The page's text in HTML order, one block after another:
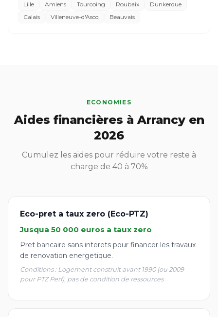
Lille Amiens Tourcoing Roubaix
Dunkerque
Calais
Villeneuve-d'Ascq Beauvais
ECONOMIES
Aides financières à Arrancy en
2026
Cumulez les aides pour réduire votre reste à
charge de 40 à 70%
Eco-pret a taux zero (Eco-PTZ)
Jusqua 50 000 euros a taux zero
Pret bancaire sans interets pour financer les travaux
de renovation energetique.
Conditions : Logement construit avant 1990 (ou 2009
pour PTZ Perf), pas de condition de ressources